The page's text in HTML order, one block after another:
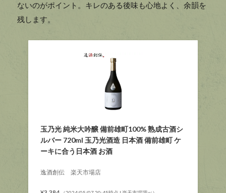
ないのがポイント。キレのある後味も心地よく、余韻を
残します。
玉乃光 純米大吟醸 備前雄町100% 熟成古酒シ
ルバー 720ml 玉乃光酒造 日本酒 備前雄町 ケ
ーキに合う日本酒 お酒
逸酒創伝 楽天市場店